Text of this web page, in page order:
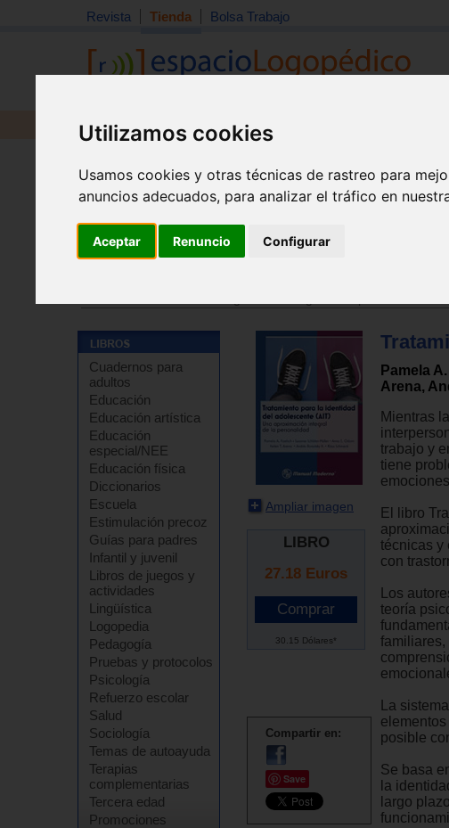
Utilizamos cookies
Usamos cookies y otras técnicas de rastreo para
anuncios adecuados, para analizar el tráfico en
Aceptar Renuncio Configurar
Revista Tienda Bolsa Trabajo
Revista Libros Material
Cuadernos para
adultos
Educación
Educación artística
Educación
especial/NEE
Educación física
Diccionarios
Escuela
Estimulación precoz
Guías para padres
Infantil y juvenil
Libros de juegos y
actividades
Lingüística
Logopedia
Pedagogía
Pruebas y protocolos
Psicología
Refuerzo escolar
Salud
Sociología
Temas de autoayuda
Terapias
complementarias
Tercera edad
Promociones
Ampliar imagen
LIBRO
27.18 Euros
30.15 Dólares*
Compartir en:
Save
Pamela
Arena,
Mientras
trabajo y
tiene
El libro
técnicas y
con
Los
teoría
La
posible
Se basa
la
largo